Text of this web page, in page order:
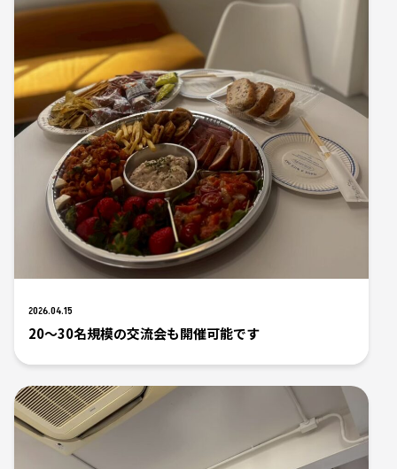
2026.04.15
20〜30名規模の交流会も開催可能です